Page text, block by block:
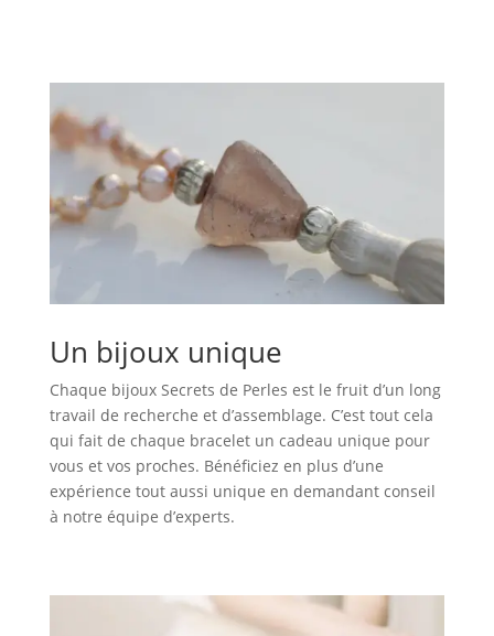
Un bijoux unique
Chaque bijoux Secrets de Perles est le fruit d’un long
travail de recherche et d’assemblage. C’est tout cela
qui fait de chaque bracelet un cadeau unique pour
vous et vos proches. Bénéficiez en plus d’une
expérience tout aussi unique en demandant conseil
à notre équipe d’experts.